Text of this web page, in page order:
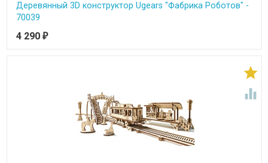
Деревянный 3D конструктор Ugears "Фабрика Роботов" -
70039
4 290 ₽

